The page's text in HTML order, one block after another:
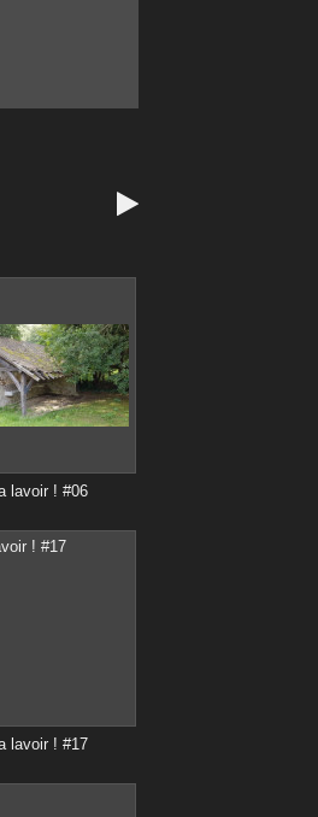

lavoir ! #06
lavoir ! #17